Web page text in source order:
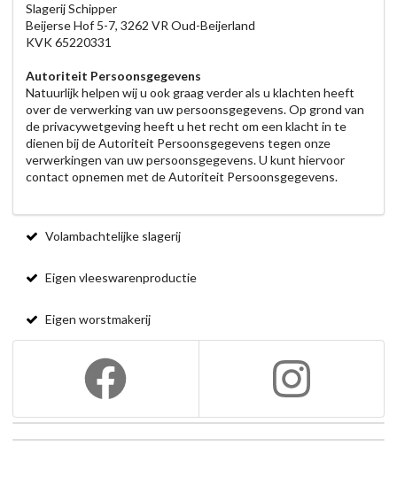
Slagerij Schipper
Beijerse Hof 5-7, 3262 VR Oud-Beijerland
KVK 65220331
Autoriteit Persoonsgegevens
Natuurlijk helpen wij u ook graag verder als u klachten heeft
over de verwerking van uw persoonsgegevens. Op grond van
de privacywetgeving heeft u het recht om een klacht in te
dienen bij de Autoriteit Persoonsgegevens tegen onze
verwerkingen van uw persoonsgegevens. U kunt hiervoor
contact opnemen met de Autoriteit Persoonsgegevens.
Volambachtelijke slagerij
Eigen vleeswarenproductie
Eigen worstmakerij